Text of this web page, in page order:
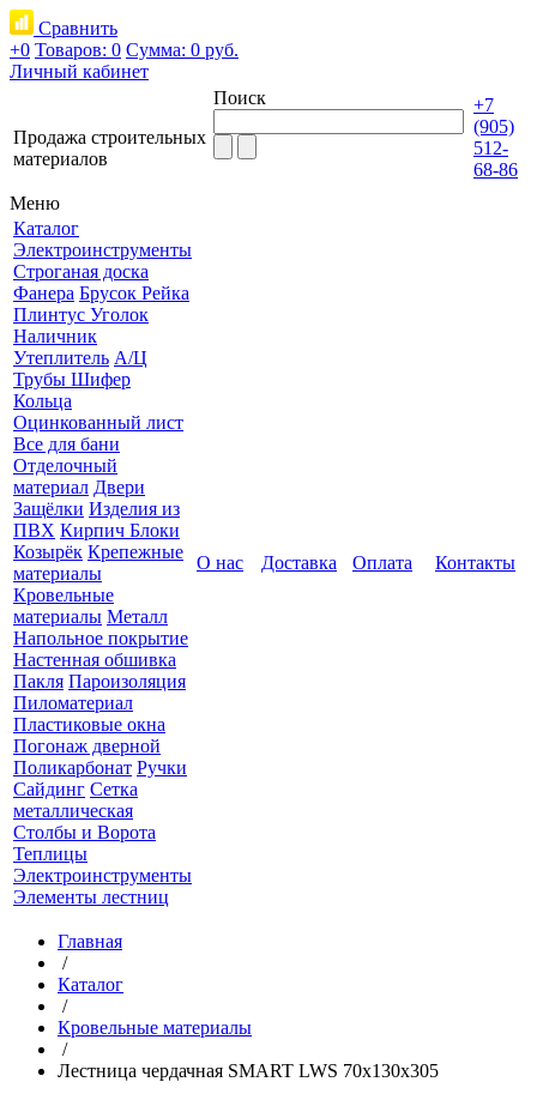
Сравнить
+0 Товаров: 0 Сумма: 0 руб.
Личный кабинет
Продажа строительных
материалов
Поиск
+7
(905)
512-
68-86
Меню
Каталог
Электроинструменты
Строганая доска
Фанера Брусок Рейка
Плинтус Уголок
Наличник
Утеплитель А/Ц
Трубы Шифер
Кольца
Оцинкованный лист
Все для бани
Отделочный
материал Двери
Защёлки Изделия из
ПВХ Кирпич Блоки
Козырёк Крепежные
материалы
Кровельные
материалы Металл
Напольное покрытие
Настенная обшивка
Пакля Пароизоляция
Пиломатериал
Пластиковые окна
Погонаж дверной
Поликарбонат Ручки
Сайдинг Сетка
металлическая
Столбы и Ворота
Теплицы
Электроинструменты
Элементы лестниц
О нас Доставка Оплата Контакты
Главная
/
Каталог
/
Кровельные материалы
/
Лестница чердачная SMART LWS 70х130х305